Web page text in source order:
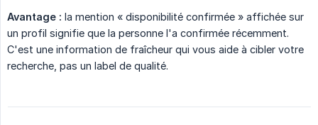
Avantage : la mention « disponibilité confirmée » affichée sur
un profil signifie que la personne l'a confirmée récemment.
C'est une information de fraîcheur qui vous aide à cibler votre
recherche, pas un label de qualité.